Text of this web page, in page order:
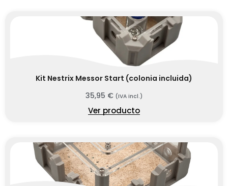
Kit Nestrix Messor Start (colonia incluida)
35,95 € (IVA incl.)
Ver producto